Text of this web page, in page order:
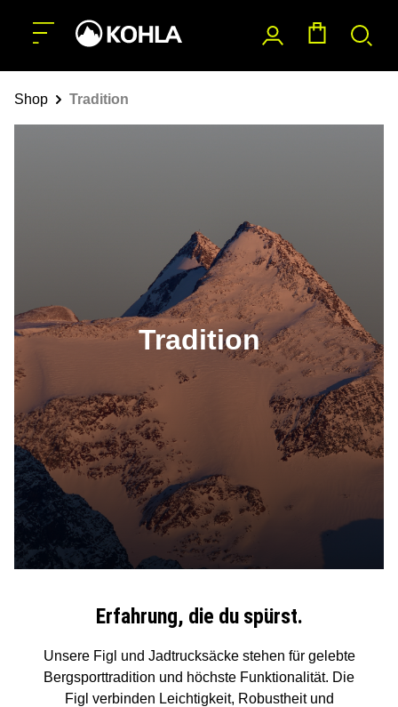
Shop Tradition
Tradition
Erfahrung, die du spürst.
Unsere Figl und Jadtrucksäcke stehen für gelebte
Bergsporttradition und höchste Funktionalität. Die
Figl verbinden Leichtigkeit, Robustheit und